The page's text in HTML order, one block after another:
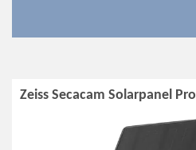
Zeiss Secacam Solarpanel Pro